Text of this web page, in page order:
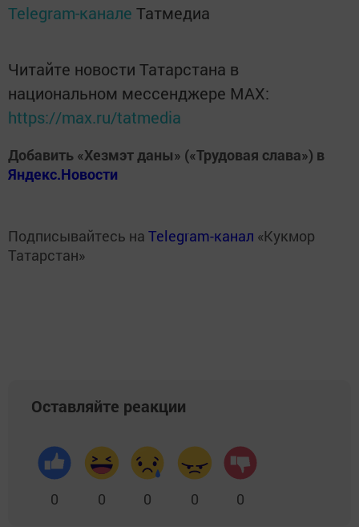
Telegram-канале Татмедиа
Читайте новости Татарстана в
национальном мессенджере MАХ:
https://max.ru/tatmedia
Добавить «Хезмэт даны» («Трудовая слава») в
Яндекс.Новости
Подписывайтесь на Telegram-канал «Кукмор
Татарстан»
Оставляйте реакции
0 0 0 0 0